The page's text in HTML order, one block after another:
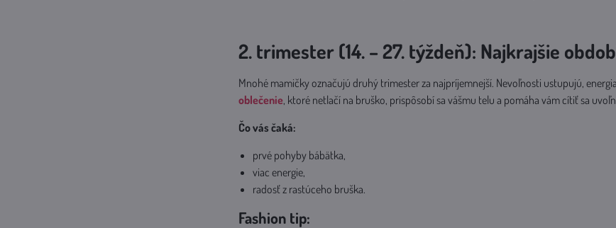
2. trimester (14. – 27. týždeň): Najkrajšie
Mnohé mamičky označujú druhý trimester za najpríjemnejší. Nevoľnosti ustupujú,
oblečenie, ktoré netlačí na bruško, prispôsobí sa vášmu telu a pomáha vám cítiť sa
Čo vás čaká:
prvé pohyby bábätka,
viac energie,
radosť z rastúceho bruška.
Fashion tip: